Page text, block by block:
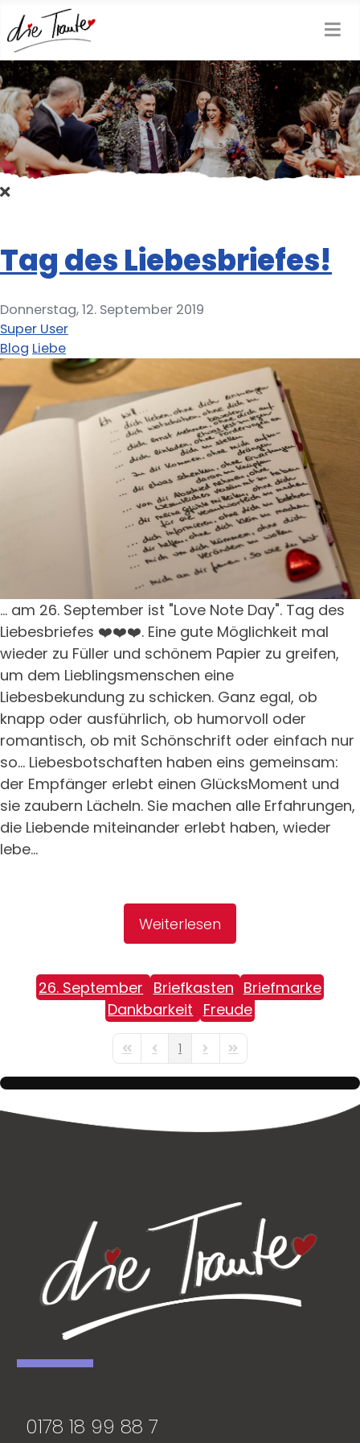
Tag des Liebesbriefes!
Donnerstag, 12. September 2019
Super User
Blog Liebe
... am 26. September ist "Love Note Day". Tag des
Liebesbriefes ❤️❤️❤️. Eine gute Möglichkeit mal
wieder zu Füller und schönem Papier zu greifen,
um dem Lieblingsmenschen eine
Liebesbekundung zu schicken. Ganz egal, ob
knapp oder ausführlich, ob humorvoll oder
romantisch, ob mit Schönschrift oder einfach nur
so... Liebesbotschaften haben eins gemeinsam:
der Empfänger erlebt einen GlücksMoment und
sie zaubern Lächeln. Sie machen alle Erfahrungen,
die Liebende miteinander erlebt haben, wieder
lebe...
Weiterlesen
26. September Briefkasten Briefmarke
Dankbarkeit Freude
First PagePrevious Page
1 Next PageLast Page
0178 18 99 88 7